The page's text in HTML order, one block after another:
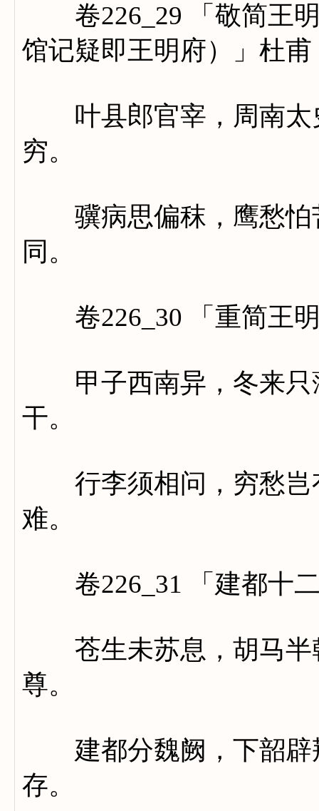
卷226_29 「敬简王明
馆记疑即王明府）」杜甫
叶县郎官宰，周南太
穷。
骥病思偏秣，鹰愁怕
同。
卷226_30 「重简王
甲子西南异，冬来只
干。
行李须相问，穷愁岂
难。
卷226_31 「建都十
苍生未苏息，胡马半
尊。
建都分魏阙，下韶辟
存。